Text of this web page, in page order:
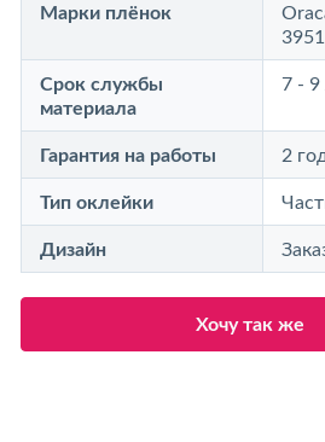
Марки плёнок
Срок службы
материала
7 - 9
Гарантия на работы 2
Тип оклейки
Дизайн
Хочу так же